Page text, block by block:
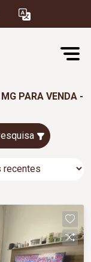
PARA VENDA -